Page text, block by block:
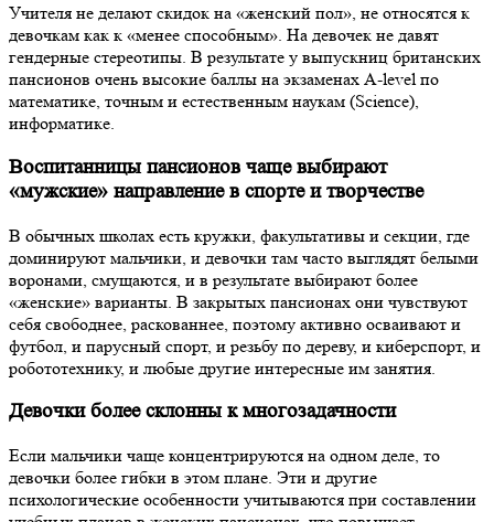
Учителя не делают скидок на «женский пол», не относятся к
девочкам как к «менее способным». На девочек не давят
гендерные стереотипы. В результате у выпускниц британских
пансионов очень высокие баллы на экзаменах A-level по
математике, точным и естественным наукам (Science),
информатике.
Воспитанницы пансионов чаще выбирают
«мужские» направление в спорте и творчестве
В обычных школах есть кружки, факультативы и секции, где
доминируют мальчики, и девочки там часто выглядят белыми
воронами, смущаются, и в результате выбирают более
«женские» варианты. В закрытых пансионах они чувствуют
себя свободнее, раскованнее, поэтому активно осваивают и
футбол, и парусный спорт, и резьбу по дереву, и киберспорт, и
робототехнику, и любые другие интересные им занятия.
Девочки более склонны к многозадачности
Если мальчики чаще концентрируются на одном деле, то
девочки более гибки в этом плане. Эти и другие
психологические особенности учитываются при составлении